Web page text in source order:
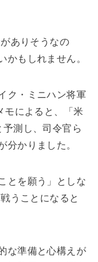
ありそうなの
かもしれません。
ク・ミニハン将軍
モによると、「米
測し、司令官ら
分かりました。
とを願う」としな
うことになると
な準備と心構えが